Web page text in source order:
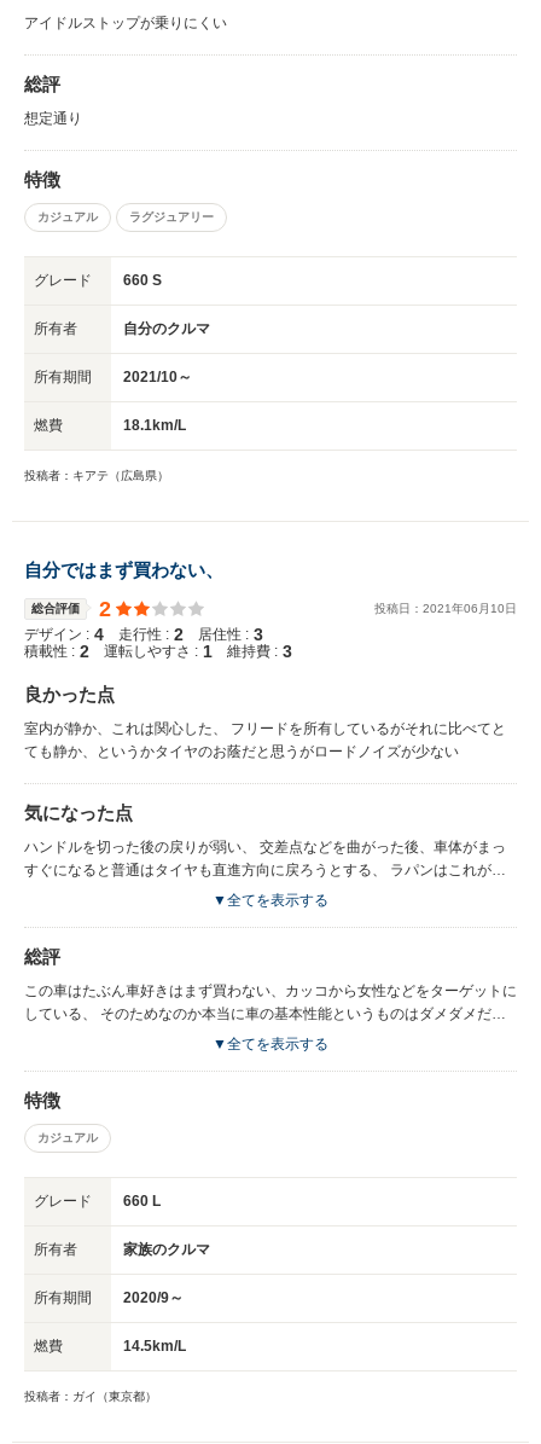
アイドルストップが乗りにくい
総評
想定通り
特徴
カジュアル ラグジュアリー
グレード 660 S
所有者 自分のクルマ
所有期間 2021/10～
燃費 18.1km/L
投稿者：キアテ（広島県）
自分ではまず買わない、
総合評価 2 投稿日： 2021年06 月 10日
デザイン : 4 走行性 : 2 居住性 : 3
積載性 : 2 運転しやすさ : 1 維持費 : 3
良かった点
室内が静か、これは関心した、 フリードを所有しているがそれに比べてと
ても静か、というかタイヤのお蔭だと思うがロードノイズが少ない
気になった点
ハンドルを切った後の戻りが弱い、 交差点などを曲がった後、車体がまっ
すぐになると普通はタイヤも直進方向に戻ろうとする、 ラパンはこれが弱
い、積極的に自分でハンドルを戻さないとならない、 これが一番気になっ
がチープ、
▼全てを表示する
総評
この車はたぶん車好きはまず買わない、カッコから女性などをターゲットに
している、 そのためなのか本当に車の基本性能というものはダメダメだと
思う 適度のかわいくお洒落ぽい内外装、 お金を掛けないでいいところは掛
▼全てを表示する
特徴
カジュアル
グレード 660 L
所有者 家族のクルマ
所有期間 2020/9～
燃費 14.5km/L
投稿者：ガイ（東京都）